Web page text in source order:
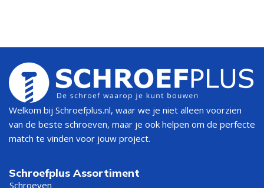
Welkom bij Schroefplus.nl, waar we je niet alleen voorzien
van de beste schroeven, maar je ook helpen om de perfecte
match te vinden voor jouw project.
Schroefplus Assortiment
Schroeven